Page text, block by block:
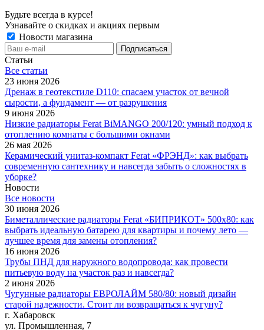
Будьте всегда в курсе!
Узнавайте о скидках и акциях первым
Новости магазина
Статьи
Все cтатьи
23 июня 2026
Дренаж в геотекстиле D110: спасаем участок от вечной
сырости, а фундамент — от разрушения
9 июня 2026
Низкие радиаторы Ferat BiMANGO 200/120: умный подход к
отоплению комнаты с большими окнами
26 мая 2026
Керамический унитаз-компакт Ferat «ФРЭНД»: как выбрать
современную сантехнику и навсегда забыть о сложностях в
уборке?
Новости
Все новости
30 июня 2026
Биметаллические радиаторы Ferat «БИПРИКОТ» 500x80: как
выбрать идеальную батарею для квартиры и почему лето —
лучшее время для замены отопления?
16 июня 2026
Трубы ПНД для наружного водопровода: как провести
питьевую воду на участок раз и навсегда?
2 июня 2026
Чугунные радиаторы ЕВРОЛАЙМ 580/80: новый дизайн
старой надежности. Стоит ли возвращаться к чугуну?
г. Хабаровск
ул. Промышленная, 7